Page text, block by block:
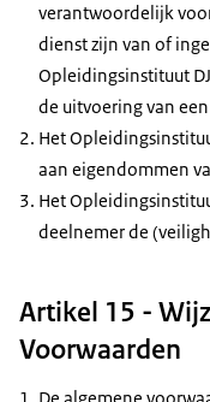
verantwoordelijk
dienst zijn van of
Opleidingsinstituut
de uitvoering van
Het
aan eigendommen
Het
deelnemer de
Artikel 15 -
Voorwaarden